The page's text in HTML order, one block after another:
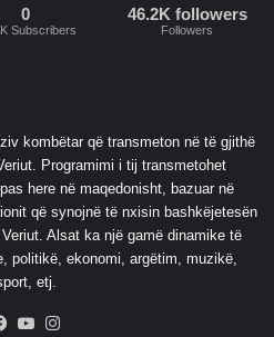
0
Subscribers
46.2K followers
Followers
kombëtar që transmeton në të gjithë
Programimi i tij transmetohet
here në maqedonisht, bazuar në
që synojnë të nxisin bashkëjetesën
Alsat ka një gamë dinamike të
politikë, ekonomi, argëtim, muzikë,
etj.
Facebook
YouTube